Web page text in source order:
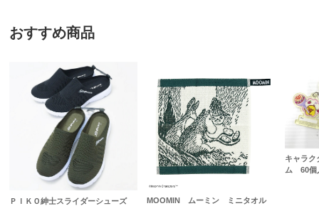
おすすめ商品
ＰＩＫＯ紳士スライダーシューズ
MOOMIN ムーミン ミニタオル
キャラ
ム 60個